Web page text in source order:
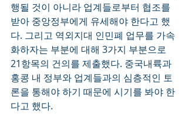
행될 것이 아니라 업계들로부터 협조를
받아 중앙정부에게 유세해야 한다고 했
다. 그리고 역외지대 인민폐 업무를 가속
화하자는 부분에 대해 3가지 부분으로
21항목의 건의를 제출했다. 중국내륙과
홍콩 내 정부와 업계들과의 심층적인 토
론을 통해야 하기 때문에 시기를 봐야 한
다고 했다.